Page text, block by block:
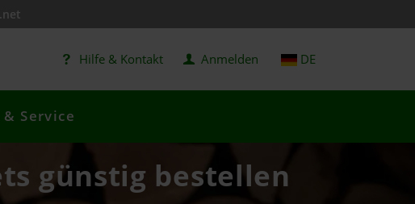
Hilfe & Kontakt Anmelden DE
Service
günstig bestellen